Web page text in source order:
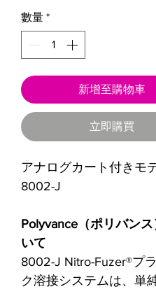
數量 *
新增至購物車
立即購買
アナログカート付きモ
8002-J
Polyvance（ポリバン
いて
8002-J Nitro-Fuzer®プ
ク溶接システムは、単